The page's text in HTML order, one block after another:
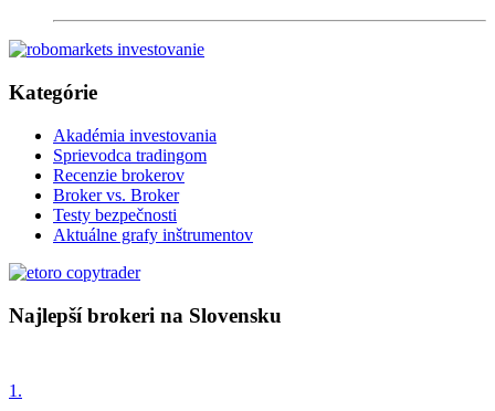
Kategórie
Akadémia investovania
Sprievodca tradingom
Recenzie brokerov
Broker vs. Broker
Testy bezpečnosti
Aktuálne grafy inštrumentov
Najlepší brokeri na Slovensku
1.